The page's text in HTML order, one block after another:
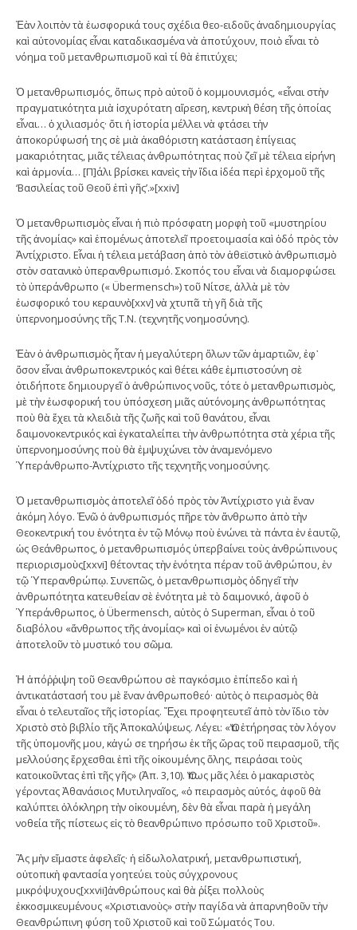
Ἐὰν λοιπὸν τὰ ἑωσφορικά τους σχέδια θεο-ειδοῦς ἀναδημιουργίας
καὶ αὐτονομίας εἶναι καταδικασμένα νὰ ἀποτύχουν, ποιὸ εἶναι τὸ
νόημα τοῦ μετανθρωπισμοῦ καὶ τί θὰ ἐπιτύχει;
Ὁ μετανθρωπισμός, ὅπως πρὸ αὐτοῦ ὁ κομμουνισμός, «εἶναι στὴν
πραγματικότητα μιὰ ἰσχυρότατη αἵρεση, κεντρικὴ θέση τῆς ὁποίας
εἶναι… ὁ χιλιασμός· ὅτι ἡ ἱστορία μέλλει νὰ φτάσει τὴν
ἀποκορύφωσή της σὲ μιὰ ἀκαθόριστη κατάσταση ἐπίγειας
μακαριότητας, μιᾶς τέλειας ἀνθρωπότητας ποὺ ζεῖ μὲ τέλεια εἰρήνη
καὶ ἁρμονία… [Π]άλι βρίσκει κανεὶς τὴν ἴδια ἰδέα περὶ ἐρχομοῦ τῆς
‘Βασιλείας τοῦ Θεοῦ ἐπὶ γῆς’.»[xxiv]
Ὁ μετανθρωπισμὸς εἶναι ἡ πιὸ πρόσφατη μορφὴ τοῦ «μυστηρίου
τῆς ἀνομίας» καὶ ἑπομένως ἀποτελεῖ προετοιμασία καὶ ὁδό πρὸς τὸν
Ἀντίχριστο. Εἶναι ἡ τέλεια μετάβαση ἀπὸ τὸν ἀθεϊστικὸ ἀνθρωπισμὸ
στὸν σατανικὸ ὑπερανθρωπισμό. Σκοπός του εἶναι νὰ διαμορφώσει
τὸ ὑπεράνθρωπο (« Übermensch») τοῦ Νίτσε, ἀλλὰ μὲ τὸν
ἑωσφορικό του κεραυνὸ[xxv] νὰ χτυπᾶ τὴ γῆ διὰ τῆς
ὑπερνοημοσύνης τῆς Τ.Ν. (τεχνητῆς νοημοσύνης).
Ἐὰν ὁ ἀνθρωπισμὸς ἦταν ἡ μεγαλύτερη ὅλων τῶν ἁμαρτιῶν, ἐφ᾽
ὅσον εἶναι ἀνθρωποκεντρικός καὶ θέτει κάθε ἐμπιστοσύνη σὲ
ὁτιδήποτε δημιουργεῖ ὁ ἀνθρώπινος νοῦς, τότε ὁ μετανθρωπισμὸς,
μὲ τὴν ἑωσφορική του ὑπόσχεση μιᾶς αὐτόνομης ἀνθρωπότητας
ποὺ θὰ ἔχει τὰ κλειδιὰ τῆς ζωῆς καὶ τοῦ θανάτου, εἶναι
δαιμονοκεντρικός καὶ ἐγκαταλείπει τὴν ἀνθρωπότητα στὰ χέρια τῆς
ὑπερνοημοσύνης ποὺ θὰ ἐμψυχώνει τὸν ἀναμενόμενο
Ὑπεράνθρωπο-Ἀντίχριστο τῆς τεχνητῆς νοημοσύνης.
Ὁ μετανθρωπισμὸς ἀποτελεῖ ὁδό πρὸς τὸν Ἀντίχριστο γιὰ ἕναν
ἀκόμη λόγο. Ἐνῶ ὁ ἀνθρωπισμός πῆρε τὸν ἄνθρωπο ἀπὸ τὴν
Θεοκεντρική του ἑνότητα ἐν τῷ Μόνῳ ποὺ ἑνώνει τὰ πάντα ἐν ἑαυτῷ,
ὡς Θεάνθρωπος, ὁ μετανθρωπισμός ὑπερβαίνει τοὺς ἀνθρώπινους
περιορισμοὺς[xxvi] θέτοντας τὴν ἑνότητα πέραν τοῦ ἀνθρώπου, ἐν
τῷ Ὑπερανθρώπῳ. Συνεπῶς, ὁ μετανθρωπισμὸς ὁδηγεῖ τὴν
ἀνθρωπότητα κατευθείαν σὲ ἑνότητα μὲ τὸ δαιμονικό, ἀφοῦ ὁ
Ὑπεράνθρωπος, ὁ Übermensch, αὐτὸς ὁ Superman, εἶναι ὁ τοῦ
διαβόλου «ἄνθρωπος τῆς ἀνομίας» καὶ οἱ ἑνωμένοι ἐν αὐτῷ
ἀποτελοῦν τὸ μυστικό του σῶμα.
Ἡ ἀπόῤῥιψη τοῦ Θεανθρώπου σὲ παγκόσμιο ἐπίπεδο καὶ ἡ
ἀντικατάστασή του μὲ ἕναν ἀνθρωποθεό· αὐτὸς ὁ πειρασμὸς θὰ
εἶναι ὁ τελευταῖος τῆς ἱστορίας. Ἔχει προφητευτεῖ ἀπὸ τὸν ἴδιο τὸν
Χριστὸ στὸ βιβλίο τῆς Ἀποκαλύψεως. Λέγει: «Ὅτι ἐτήρησας τὸν λόγον
τῆς ὑπομονῆς μου, κἀγώ σε τηρήσω ἐκ τῆς ὥρας τοῦ πειρασμοῦ, τῆς
μελλούσης ἔρχεσθαι ἐπὶ τῆς οἰκουμένης ὅλης, πειράσαι τοὺς
κατοικοῦντας ἐπὶ τῆς γῆς» (Ἀπ. 3,10). Ὅπως μᾶς λέει ὁ μακαριστὸς
γέροντας Ἀθανάσιος Μυτιληναῖος, «ὁ πειρασμὸς αὐτός, ἀφοῦ θὰ
καλύπτει ὁλόκληρη τὴν οἰκουμένη, δὲν θὰ εἶναι παρὰ ἡ μεγάλη
νοθεία τῆς πίστεως εἰς τὸ θεανθρώπινο πρόσωπο τοῦ Χριστοῦ».
Ἂς μὴν εἴμαστε ἀφελεῖς· ἡ εἰδωλολατρική, μετανθρωπιστική,
οὐτοπικὴ φαντασία γοητεύει τοὺς σύγχρονους
μικρόψυχους[xxvii]ἀνθρώπους καὶ θὰ ῥίξει πολλοὺς
ἐκκοσμικευμένους «Χριστιανοὺς» στὴν παγίδα νὰ ἀπαρνηθοῦν τὴν
Θεανθρώπινη φύση τοῦ Χριστοῦ καὶ τοῦ Σώματός Του.